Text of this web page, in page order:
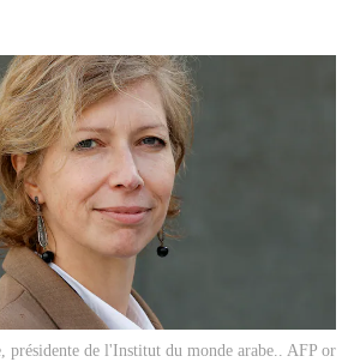
présidente de l'Institut du monde arabe.. AFP or